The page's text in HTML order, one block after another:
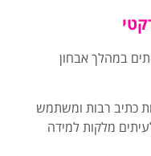
במהלך אבחון
כתיב רבות ומשתמש
מלקות למידה